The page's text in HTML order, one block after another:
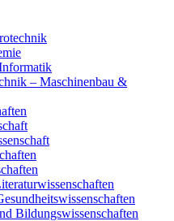
– Maschinenbau &
Bildungswissenschaften